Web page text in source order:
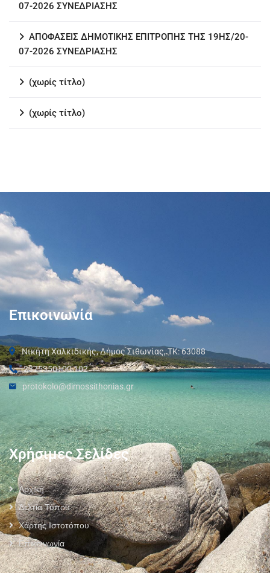
07-2026 ΣΥΝΕΔΡΙΑΣΗΣ
ΑΠΟΦΑΣΕΙΣ ΔΗΜΟΤΙΚΗΣ ΕΠΙΤΡΟΠΗΣ ΤΗΣ 19ΗΣ/20-
07-2026 ΣΥΝΕΔΡΙΑΣΗΣ
(χωρίς τίτλο)
(χωρίς τίτλο)
Επικοινωνία
Νικήτη Χαλκιδικής, Δήμος Σιθωνίας, ΤΚ: 63088
2375350100 102
protokolo@dimossithonias.gr
Χρήσιμες Σελίδες
Αρχική
Δελτία Τύπου
Χάρτης Ιστοτόπου
Επικοινωνία